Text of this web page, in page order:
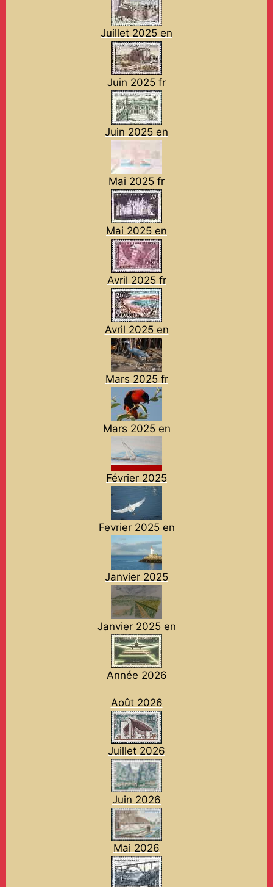
Juillet 2025 en
Juin 2025 fr
Juin 2025 en
Mai 2025 fr
Mai 2025 en
Avril 2025 fr
Avril 2025 en
Mars 2025 fr
Mars 2025 en
Février 2025
Fevrier 2025 en
Janvier 2025
Janvier 2025 en
Année 2026
Août 2026
Juillet 2026
Juin 2026
Mai 2026